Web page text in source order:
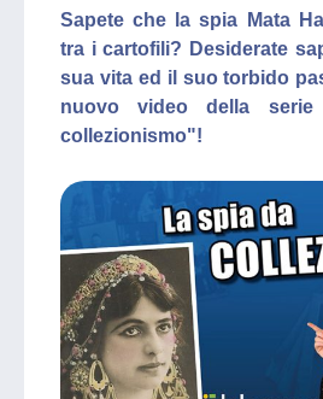
Sapete che la spia Mata
tra i cartofili? Desiderate
sua vita ed il suo torbido
nuovo video della
collezionismo"!